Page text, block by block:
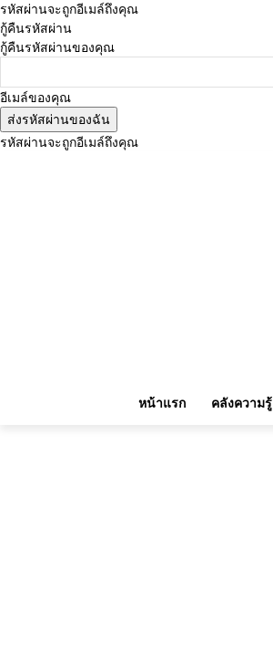
รหัสผ่านจะถูกอีเมล์ถึงคุณ
กู้คืนรหัสผ่าน
กู้คืนรหัสผ่านของคุณ
อีเมล์ของคุณ
รหัสผ่านจะถูกอีเมล์ถึงคุณ
หน้าแรก คลังความรู้